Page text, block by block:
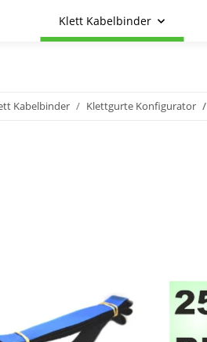
Klett Kabelbinder
Kabelbinder Klettgurte Konfigurator